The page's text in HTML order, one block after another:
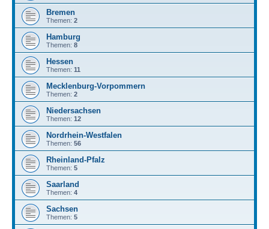
Bremen
Themen: 2
Hamburg
Themen: 8
Hessen
Themen: 11
Mecklenburg-Vorpommern
Themen: 2
Niedersachsen
Themen: 12
Nordrhein-Westfalen
Themen: 56
Rheinland-Pfalz
Themen: 5
Saarland
Themen: 4
Sachsen
Themen: 5